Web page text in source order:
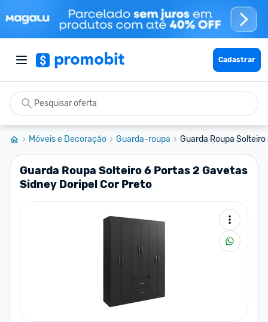
Cadastrar
Móveis e Decoração Guarda-roupa Guarda Roupa
Guarda Roupa Solteiro 6 Portas 2 Gavetas
Sidney Doripel Cor Preto